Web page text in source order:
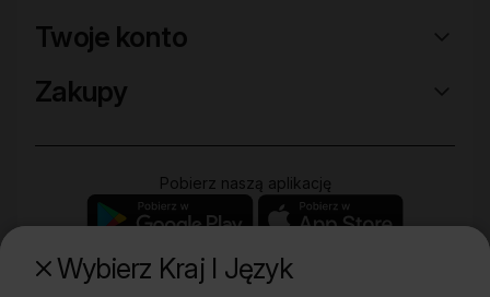
Wybierz Kraj I Język
Twoje konto
Zakupy
Pobierz naszą aplikację
Poznaj naszą drugą markę